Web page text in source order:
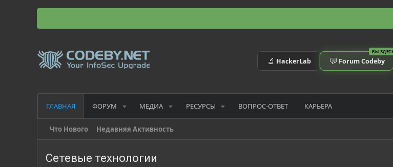
🔬 HackerLab
ВЫ
💬 Forum Codeby
ГЛАВНАЯ ФОРУМ МЕДИА РЕСУРСЫ ВОПРОС-ОТВЕТ КАРЬЕРА
Что Нового Недавняя Активность
Сетевые технологии